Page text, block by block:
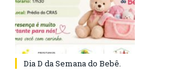
Dia D da Semana do Bebê.